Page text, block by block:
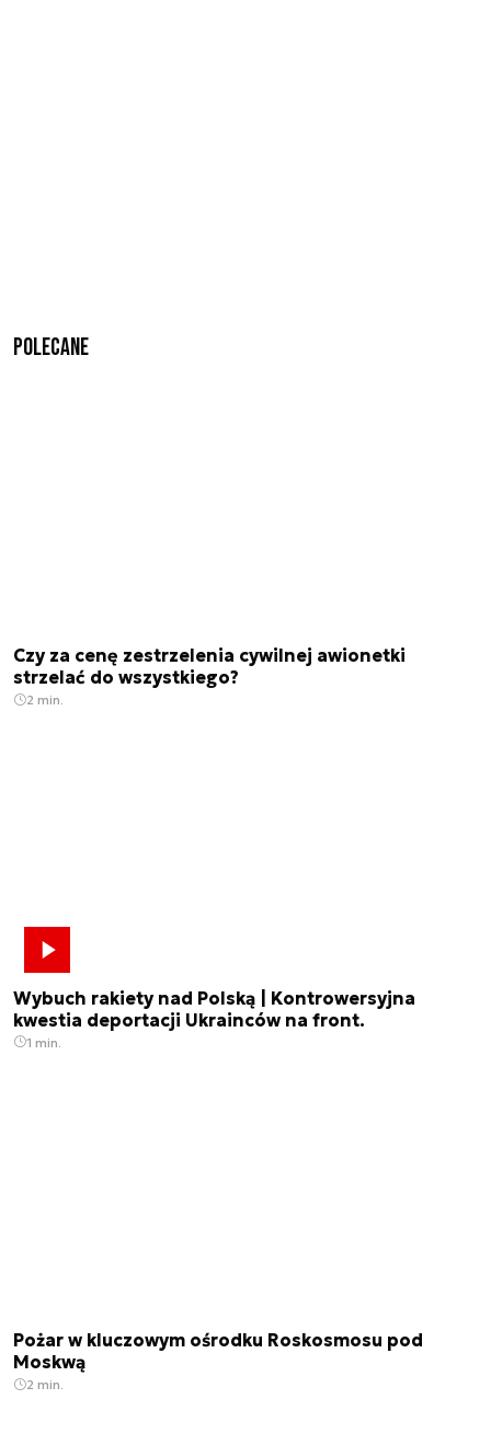
Polecane
Czy za cenę zestrzelenia cywilnej awionetki
strzelać do wszystkiego?
2 min.
Wybuch rakiety nad Polską | Kontrowersyjna
kwestia deportacji Ukrainców na front.
1 min.
Pożar w kluczowym ośrodku Roskosmosu pod
Moskwą
2 min.